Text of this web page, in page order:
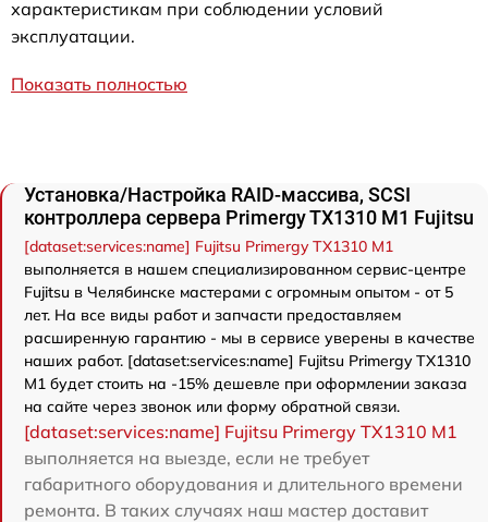
характеристикам при соблюдении условий
эксплуатации.
Показать полностью
Установка/Настройка RAID-массива, SCSI
контроллера сервера Primergy TX1310 M1 Fujitsu
[dataset:services:name] Fujitsu Primergy TX1310 M1
выполняется в нашем специализированном сервис-центре
Fujitsu в Челябинске мастерами с огромным опытом - от 5
лет. На все виды работ и запчасти предоставляем
расширенную гарантию - мы в сервисе уверены в качестве
наших работ. [dataset:services:name] Fujitsu Primergy TX1310
M1 будет стоить на -15% дешевле при оформлении заказа
на сайте через звонок или форму обратной связи.
[dataset:services:name] Fujitsu Primergy TX1310 M1
выполняется на выезде, если не требует
габаритного оборудования и длительного времени
ремонта. В таких случаях наш мастер доставит